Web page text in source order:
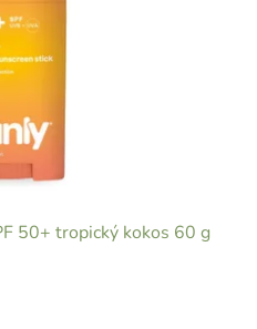
50+ tropický kokos 60 g